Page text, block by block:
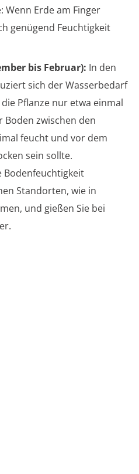
Erde am Finger
genügend Feuchtigkeit
bis Februar): In den
sich der Wasserbedarf
Pflanze nur etwa einmal
Boden zwischen den
feucht und vor dem
sein sollte.
Bodenfeuchtigkeit
Standorten, wie in
und gießen Sie bei